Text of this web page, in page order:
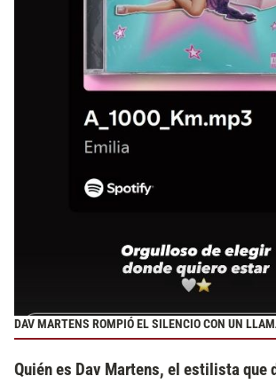
DAV MARTENS ROMPIÓ EL SILENCIO CON UN
Quién es Dav Martens, el estilista que